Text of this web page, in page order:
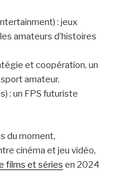
: jeux
amateurs d’histoires
et coopération, un
amateur.
: un FPS futuriste
du moment,
cinéma et jeu vidéo,
films et séries en 2024